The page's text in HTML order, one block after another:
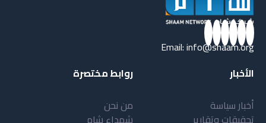
Email:info@shaam.org
الأخبار
أخبار سياسة
روابط مختصرة
من نحن